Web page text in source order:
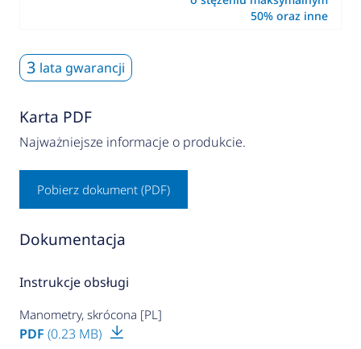
50% oraz inne
3 lata gwarancji
Karta PDF
Najważniejsze informacje o produkcie.
Pobierz dokument (PDF)
Dokumentacja
Instrukcje obsługi
Manometry, skrócona [PL]
PDF (0.23 MB)